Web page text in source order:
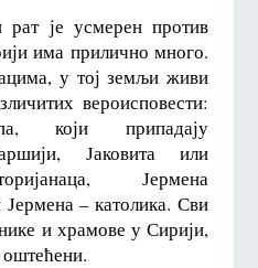
је усмерен против
има прилично много.
у тој земљи живи
вероисповести:
који припадају
Јаковита или
Јермена
– католика. Сви
и храмове у Сирији,
оштећени.